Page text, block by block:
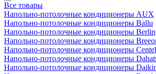
Все товары
Напольно-потолочные кондиционеры AUX
Напольно-потолочные кондиционеры Ballu
Напольно-потолочные кондиционеры
Напольно-потолочные кондиционеры
Напольно-потолочные кондиционеры
Напольно-потолочные кондиционеры
Напольно-потолочные кондиционеры